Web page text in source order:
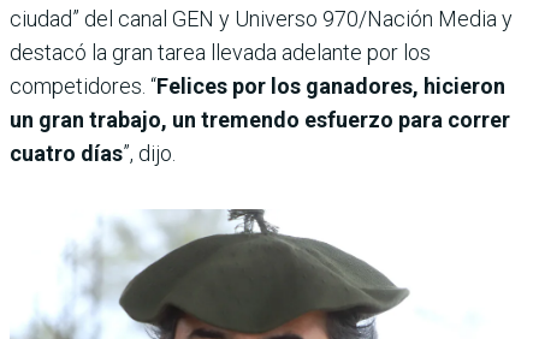
ciudad” del canal GEN y Universo 970/Nación Media y
destacó la gran tarea llevada adelante por los
competidores. “Felices por los ganadores, hicieron
un gran trabajo, un tremendo esfuerzo para correr
cuatro días”, dijo.